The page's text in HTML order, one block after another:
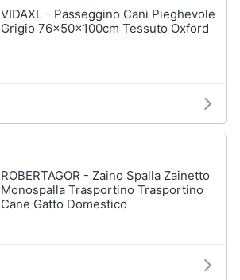
VIDAXL - Passeggino Cani Pieghevole
Grigio 76x50x100cm Tessuto Oxford
ROBERTAGOR - Zaino Spalla Zainetto
Monospalla Trasportino Trasportino
Cane Gatto Domestico